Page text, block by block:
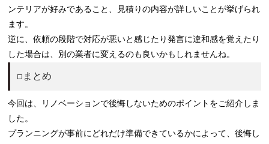
ンテリアが好みであること、見積りの内容が詳しいことが挙げられ
ます。
逆に、依頼の段階で対応が悪いと感じたり発言に違和感を覚えたり
した場合は、別の業者に変えるのも良いかもしれませんね。
□まとめ
今回は、リノベーションで後悔しないためのポイントをご紹介しま
した。
プランニングが事前にどれだけ準備できているかによって、後悔し